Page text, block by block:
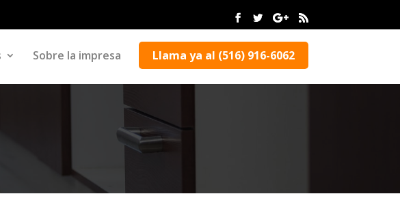
Sobre la impresa Llama ya al (516) 916-6062